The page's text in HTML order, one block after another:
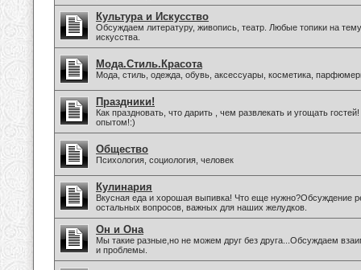
Культура и Искусство
Обсуждаем литературу, живопись, театр. Любые топики на
искусства.
Мода.Стиль.Красота
Мода, стиль, одежда, обувь, аксессуары, косметика,
Праздники!
Как праздновать, что дарить , чем развлекать и угощать
опытом!:)
Общество
Психология, социология, человек
Кулинария
Вкусная еда и хорошая выпивка! Что еще нужно?Обсуждение
остальных вопросов, важных для наших желудков.
Он и Она
Мы такие разные,но не можем друг без друга...Обсуждаем
и проблемы.